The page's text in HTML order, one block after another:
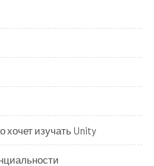
хочет изучать Unity